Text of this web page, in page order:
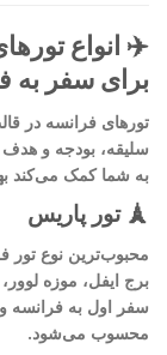
✈️ انواع
برای سفر به
تورهای فرانسه در
سلیقه، بودجه و هدف
به شما کمک می‌کند
🗼 تور پاریس
محبوب‌ترین نوع تور
برج ایفل، موزه
سفر اول به فرانسه و
محسوب می‌شود.